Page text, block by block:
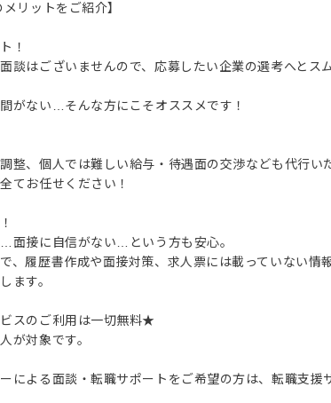
リットをご紹介】
！
談はございませんので、応募したい企業の選考へとス
がない…そんな方にこそオススメです！
整、個人では難しい給与・待遇面の交渉なども代行い
てお任せください！
面接に自信がない…という方も安心。
、履歴書作成や面接対策、求人票には載っていない情
ます。
スのご利用は一切無料★
が対象です。
による面談・転職サポートをご希望の方は、転職支援